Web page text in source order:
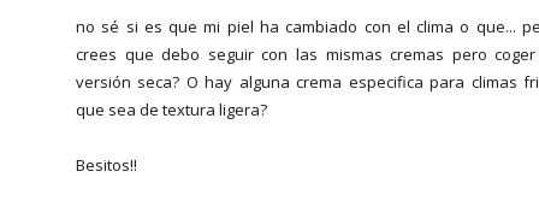
no sé si es que mi piel ha cambiado con el clima o que...
crees que debo seguir con las mismas cremas pero
versión seca? O hay alguna crema especifica para climas
que sea de textura ligera?
Besitos!!